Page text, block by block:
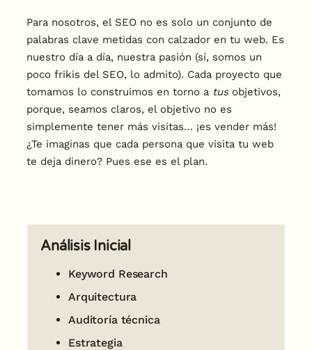
Para nosotros, el SEO no es solo un conjunto de
palabras clave metidas con calzador en tu web. Es
nuestro día a día, nuestra pasión (sí, somos un
poco frikis del SEO, lo admito). Cada proyecto que
tomamos lo construimos en torno a tusobjetivos,
porque, seamos claros, el objetivo no es
simplemente tener más visitas… ¡es vender más!
¿Te imaginas que cada persona que visita tu web
te deja dinero? Pues ese es el plan.
Análisis Inicial
Keyword Research
Arquitectura
Auditoría técnica
Estrategia